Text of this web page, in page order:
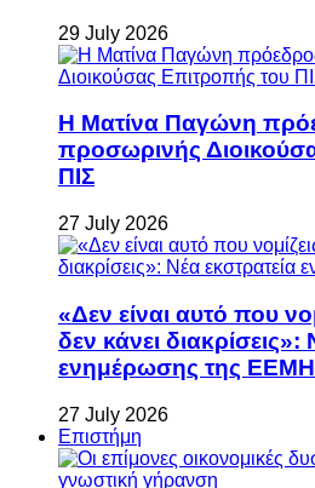
29 July 2026
Η Ματίνα Παγώνη
προσωρινής
ΠΙΣ
27 July 2026
«Δεν είναι αυτό που
δεν κάνει διακρίσεις»:
ενημέρωσης της ΕΕΜΗ
27 July 2026
Επιστήμη